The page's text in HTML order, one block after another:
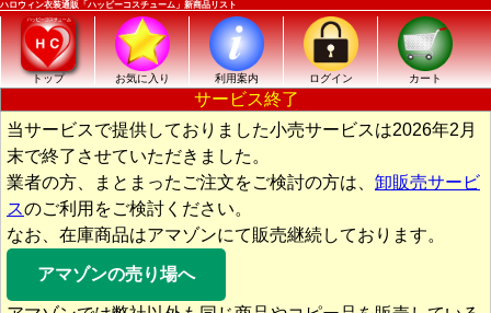
ハロウィン衣装通販「ハッピーコスチューム」新商品リスト
トップ お気に入り 利用案内 ログイン カート
サービス終了
当サービスで提供しておりました小売サービスは2026年2月
末で終了させていただきました。
業者の方、まとまったご注文をご検討の方は、 卸販売サービ
スのご利用をご検討ください。
なお、在庫商品はアマゾンにて販売継続しております。
アマゾンの売り場へ